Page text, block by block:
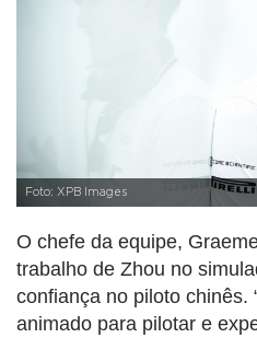
Foto: XPB Images
O chefe da equipe,
trabalho de Zhou no
confiança no piloto chinês.
animado para pilotar e